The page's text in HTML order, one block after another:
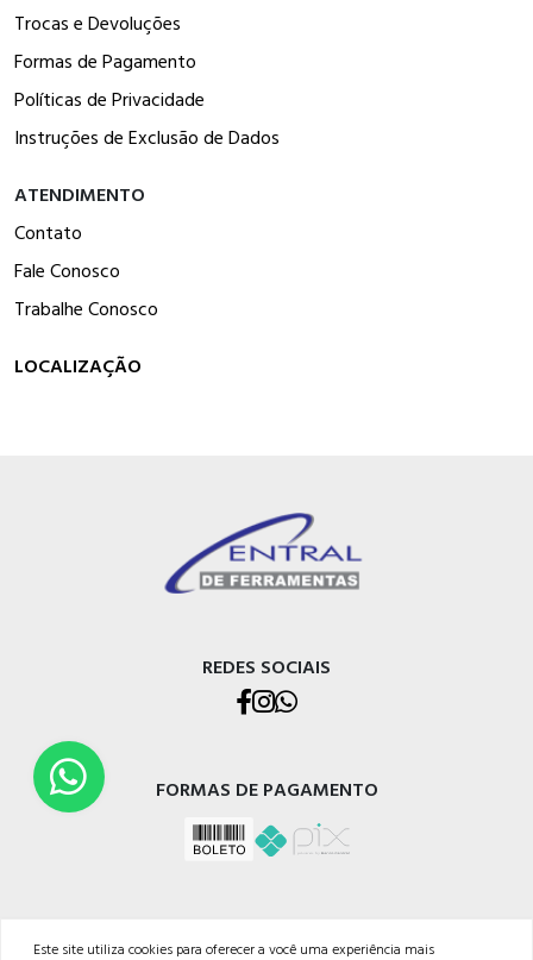
Trocas e Devoluções
Formas de Pagamento
Políticas de Privacidade
Instruções de Exclusão de Dados
ATENDIMENTO
Contato
Fale Conosco
Trabalhe Conosco
LOCALIZAÇÃO
REDES SOCIAIS
FORMAS DE PAGAMENTO
Este site utiliza cookies para oferecer a você uma experiência mais